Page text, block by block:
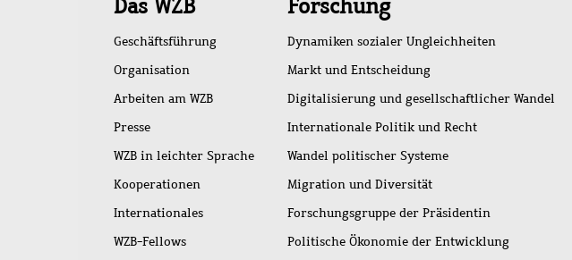
Schnellzugriff
Das WZB
Geschäftsführung
Organisation
Arbeiten am WZB
Presse
WZB in leichter Sprache
Kooperationen
Internationales
WZB-Fellows
Forschung
Dynamiken sozialer Ungleichheiten
Markt und Entscheidung
Digitalisierung und gesellschaftlicher Wandel
Internationale Politik und Recht
Wandel politischer Systeme
Migration und Diversität
Forschungsgruppe der Präsidentin
Politische Ökonomie der Entwicklung